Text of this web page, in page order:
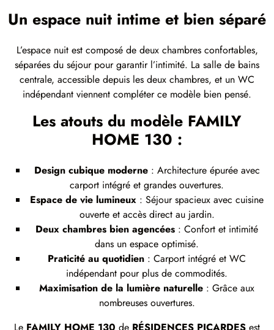
Un espace nuit intime et bien séparé
L’espace nuit est composé de deux chambres confortables,
séparées du séjour pour garantir l’intimité. La salle de bains
centrale, accessible depuis les deux chambres, et un WC
indépendant viennent compléter ce modèle bien pensé.
Les atouts du modèle FAMILY
HOME 130 :
Design cubique moderne: Architecture épurée avec
carport intégré et grandes ouvertures.
Espace de vie lumineux : Séjour spacieux avec cuisine
ouverte et accès direct au jardin.
Deux chambres bien agencées : Confort et intimité
dans un espace optimisé.
Praticité au quotidien : Carport intégré et WC
indépendant pour plus de commodités.
Maximisation de la lumière naturelle : Grâce aux
nombreuses ouvertures.